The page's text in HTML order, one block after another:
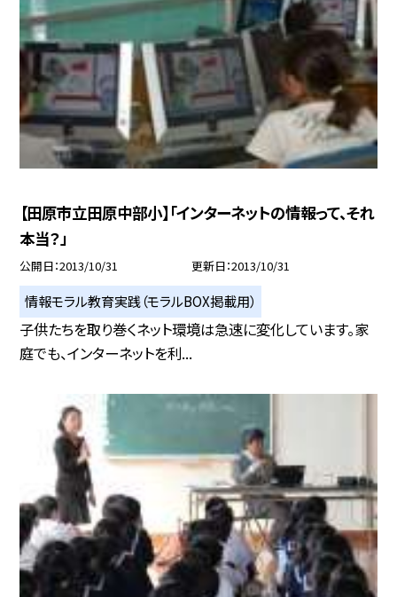
【田原市立田原中部小】「インターネットの情報って、それ
本当？」
公開日 2013/10/31 更新日 2013/10/31
情報モラル教育実践（モラルBOX掲載用）
子供たちを取り巻くネット環境は急速に変化しています。家
庭でも、インターネットを利...